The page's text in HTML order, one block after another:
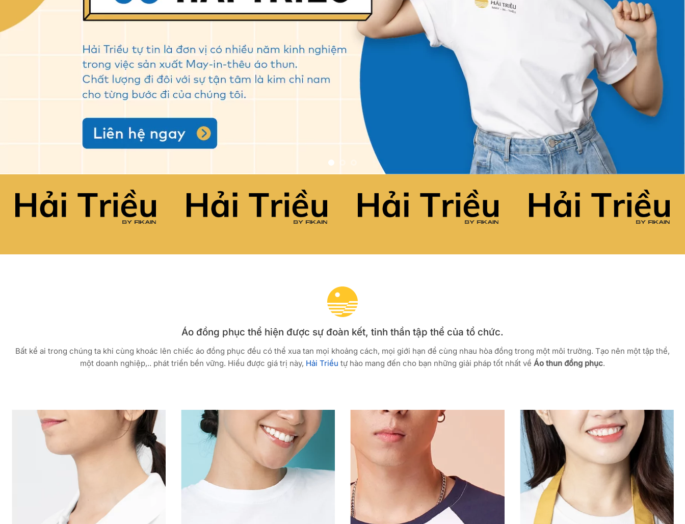
Áo đồng phục thể hiện được sự đoàn kết, tinh thần tập thể của tổ chức.
Bất kể ai trong chúng ta khi cùng khoác lên chiếc áo đồng phục đều có thể xua tan mọi khoảng cách, mọi giới hạn để cùng nhau hòa đồng trong một môi trường. Tạo nên một tập thể,
một doanh nghiệp,.. phát triển bền vững. Hiểu được giá trị này, Hải Triều tự hào mang đến cho bạn những giải pháp tốt nhất về Áo thun đồng phục.